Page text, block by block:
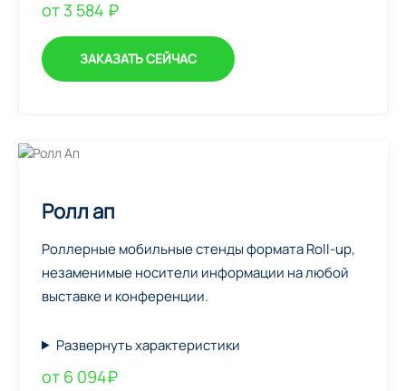
от 3 584 ₽
ЗАКАЗАТЬ СЕЙЧАС
Ролл ап
Роллерные мобильные стенды формата Roll-up,
незаменимые носители информации на любой
выставке и конференции.
Развернуть характеристики
от 6 094₽